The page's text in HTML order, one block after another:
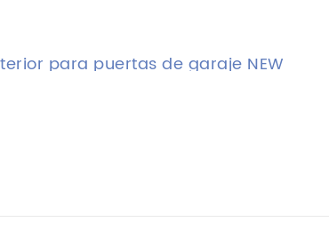
para puertas de garaje NEW